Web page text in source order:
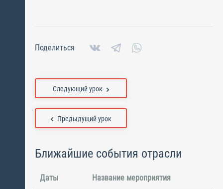
Поделиться
Предыдущий урок
Следующий урок
Ближайшие события отрасли
Даты Название мероприятия